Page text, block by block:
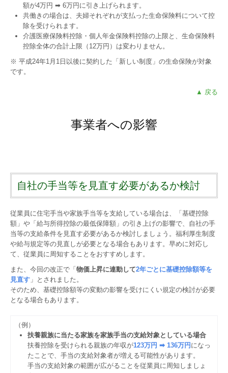
額が4万円 ➡ 6万円に引き上げられます。
共働きの場合は、夫婦それぞれが支払った生命保険料について控
除を受けられます。
介護医療保険料控除・個人年金保険料控除の上限と、生命保険料
控除全体の合計上限（12万円）は変わりません。
※ 平成24年1月1日以後に契約した「新しい制度」の生命保険が対象
です。
▲ 戻る
事業者への影響
自社の手当等を見直す必要があるか検討
従業員に住宅手当や家族手当等を支給している場合は、「基礎控除
額」や「給与所得控除の最低保障額」の引き上げの影響で、自社の手
当等の支給条件を見直す必要があるか検討しましょう。福利厚生制度
や給与規定等の見直しが必要となる場合もあります。早めに対応し
て、従業員に周知することをおすすめします。
また、今回の改正で「 物価上昇に連動して2年ごとに基礎控除額等を
見直す 」とされました。
そのため、基礎控除額等の変動の影響を受けにくい規定の検討が必要
となる場合もあります。
（例）
扶養親族に当たる家族を家族手当の支給対象としている場合
扶養控除を受けられる親族の年収が123万円 ➡ 136万円 になっ
たことで、手当の支給対象者が増える可能性があります。
手当の支給対象の範囲が広がることを従業員に周知しましょ